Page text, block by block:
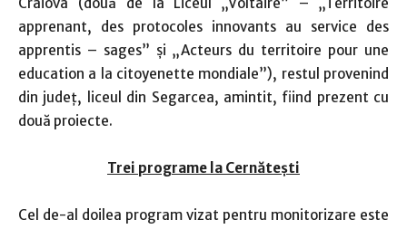
apprenant, des protocoles innovants au service des
apprentis – sages” şi „Acteurs du territoire pour une
education a la citoyenette mondiale”), restul provenind
din judeţ, liceul din Segarcea, amintit, fiind prezent cu
două proiecte.
Trei programe la Cernăteşti
Cel de-al doilea program vizat pentru monitorizare este